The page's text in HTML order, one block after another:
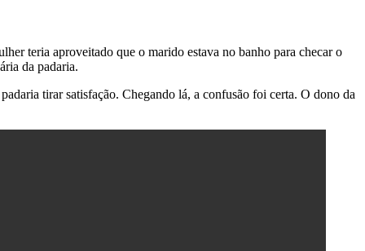
teria aproveitado que o marido estava no banho para checar o
da padaria.
tirar satisfação. Chegando lá, a confusão foi certa. O dono da